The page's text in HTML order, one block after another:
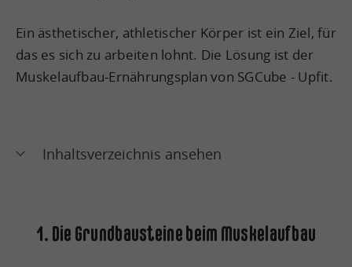
Ein ästhetischer, athletischer Körper ist ein Ziel, für
das es sich zu arbeiten lohnt. Die Lösung ist der
Muskelaufbau-Ernährungsplan von SGCube - Upfit.
Inhaltsverzeichnis ansehen
1. Die Grundbausteine beim Muskelaufbau